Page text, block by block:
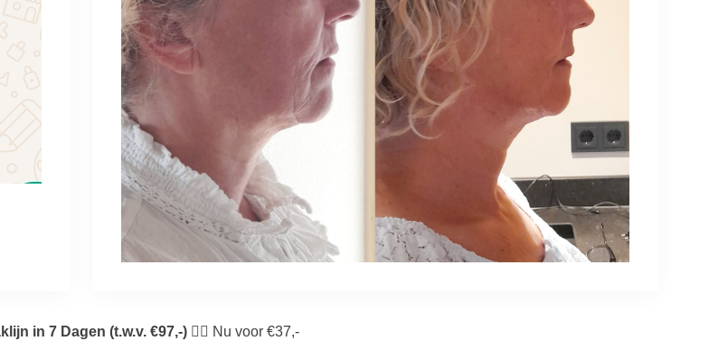
in 7 Dagen (t.w.v. €97,-) 👇🏼 Nu voor €37,-